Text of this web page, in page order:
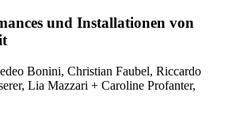
und Installationen von
Bonini, Christian Faubel, Riccardo
Lia Mazzari + Caroline Profanter,